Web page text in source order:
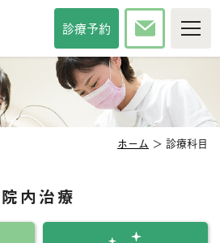
診療予約
院長紹介
インタビュー
アクセス
審美歯科
ホーム ＞ 診療科目
院内治療